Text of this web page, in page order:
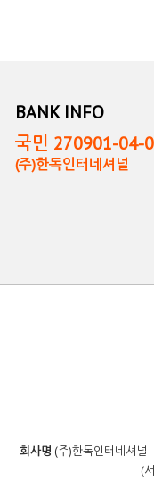
BANK INFO
국민 270901-04-
(주)한독인터네셔널
회사명 (주)한독인터네셔널
(